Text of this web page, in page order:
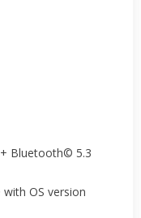
Bluetooth© 5.3
OS version